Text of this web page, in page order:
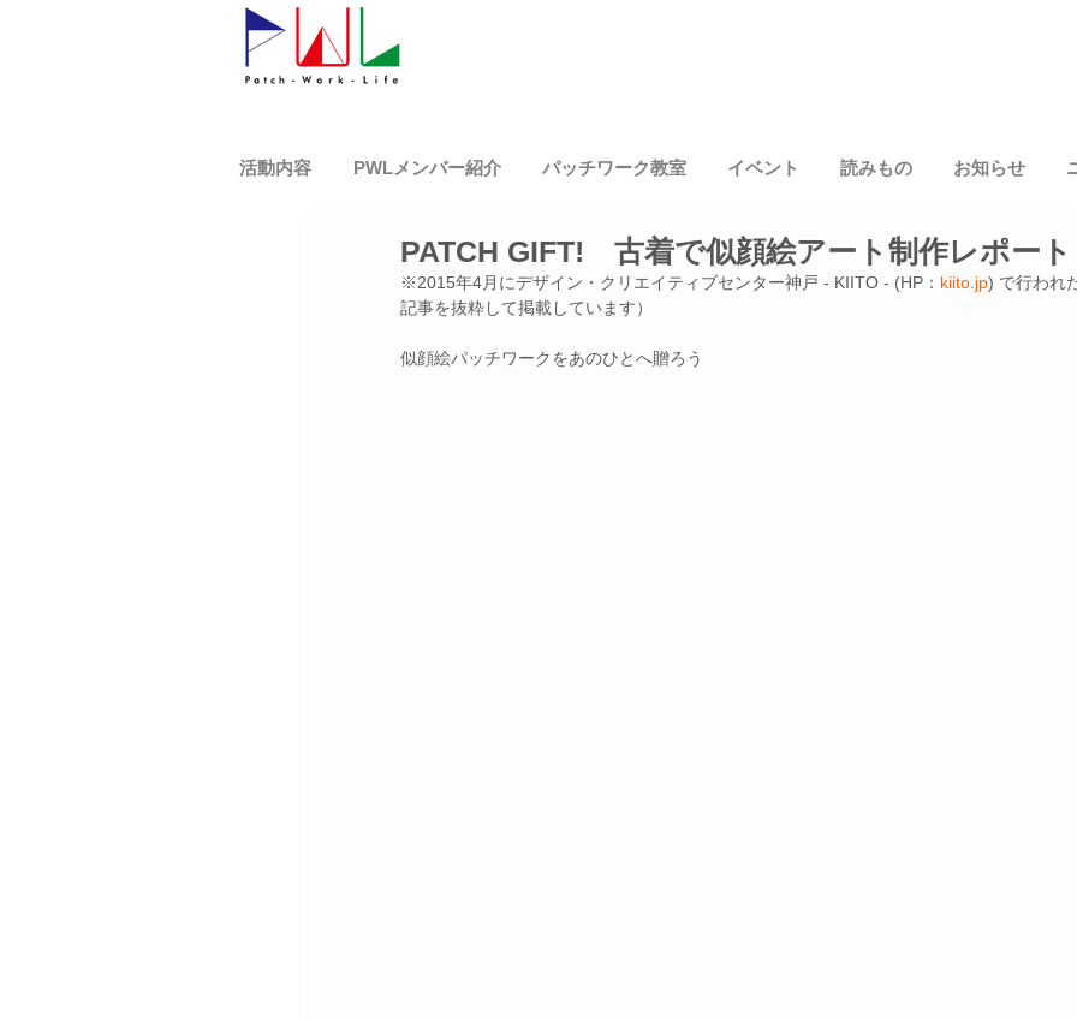
活動内容 PWLメンバー紹介 パッチワーク教室 イベント 読みもの お知らせ
PATCH GIFT! 古着で似顔絵アート制作レポート
※2015年4月にデザイン・クリエイティブセンター神戸 - KIITO - (HP： kiito.jp) で行われ
記事を抜粋して掲載しています）
似顔絵パッチワークをあのひとへ贈ろう